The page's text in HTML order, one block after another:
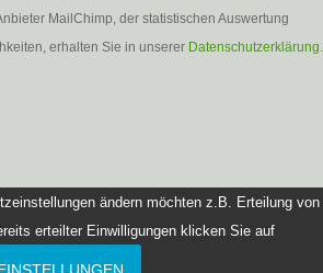
MailChimp, der statistischen Auswertung
erhalten Sie in unserer Datenschutzerklärung.
ändern möchten z.B. Erteilung von
erteilter Einwilligungen klicken Sie auf